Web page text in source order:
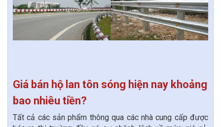
Giá bán hộ lan tôn sóng hiện nay khoảng
bao nhiêu tiền?
Tất cả các sản phẩm thông qua các nhà cung cấp được